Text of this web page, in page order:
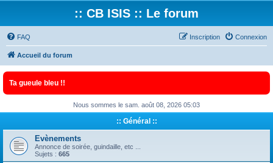
:: CB ISIS :: Le forum
FAQ Connexion
Inscription
Accueil du forum
Ta gueule bleu !!
Nous sommes le sam. août 08, 2026 05:03
:: Général ::
Evènements
Annonce de soirée, guindaille, etc ...
Sujets : 665